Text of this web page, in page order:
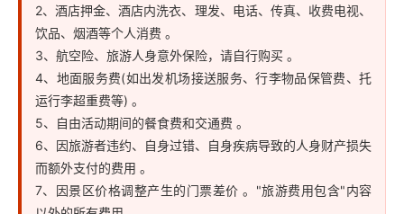
前一天才通知，统一由布宫管理处随机排出 ！旅行社不
承诺游客的时间要求 ！ 以下情况均属正常安排：①、每
个团或每个家庭可能拆分成多批次，②、每批次分成不
同时段参观③、同一个团队的客人走不同的线路 。报名
签约即同意此方案，不得因此投诉 ！
5、关于儿童：1.2以下(不含1.2米)的可以直接跟着大人进
去，身高1.2米以上须与成人一样按规定报票，否则，不
能进入布宫参观 6特别说明：因布宫限制流量，暑期
特旺季，门票非常紧张，旅行社会按正常流程申请票，但
2、酒店押金、酒店内洗衣、理发、电话、传真、收费电视、
饮品、烟酒等个人消费 。
3、航空险、旅游人身意外保险，请自行购买 。
4、地面服务费(如出发机场接送服务、行李物品保管费、托
运行李超重费等) 。
5、自由活动期间的餐食费和交通费 。
6、因旅游者违约、自身过错、自身疾病导致的人身财产损失
而额外支付的费用 。
7、因景区价格调整产生的门票差价 。"旅游费用包含"内容